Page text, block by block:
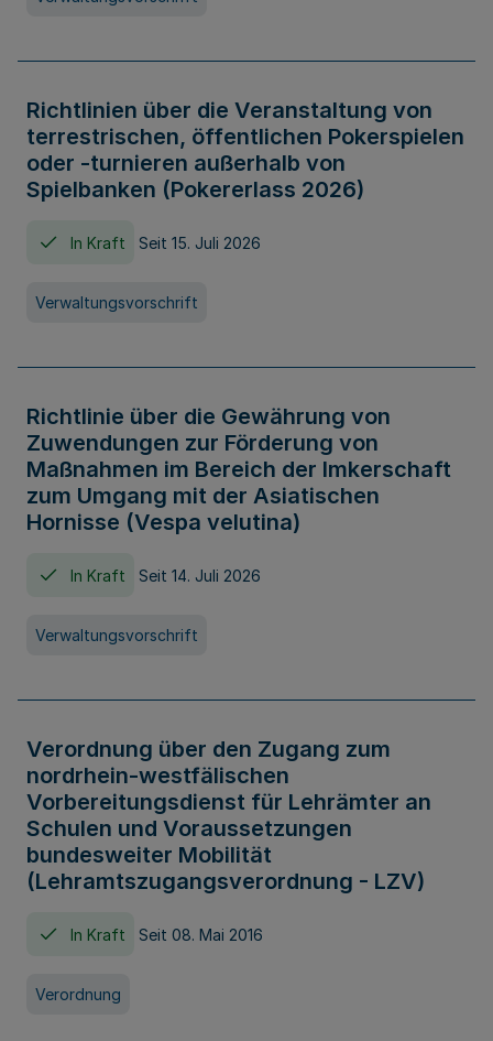
Richtlinien über die Veranstaltung von
terrestrischen, öffentlichen Pokerspielen
oder -turnieren außerhalb von
Spielbanken (Pokererlass 2026)
In Kraft Seit 15. Juli 2026
Verwaltungsvorschrift
Richtlinie über die Gewährung von
Zuwendungen zur Förderung von
Maßnahmen im Bereich der Imkerschaft
zum Umgang mit der Asiatischen
Hornisse (Vespa velutina)
In Kraft Seit 14. Juli 2026
Verwaltungsvorschrift
Verordnung über den Zugang zum
nordrhein-westfälischen
Vorbereitungsdienst für Lehrämter an
Schulen und Voraussetzungen
bundesweiter Mobilität
(Lehramtszugangsverordnung - LZV)
In Kraft Seit 08. Mai 2016
Verordnung